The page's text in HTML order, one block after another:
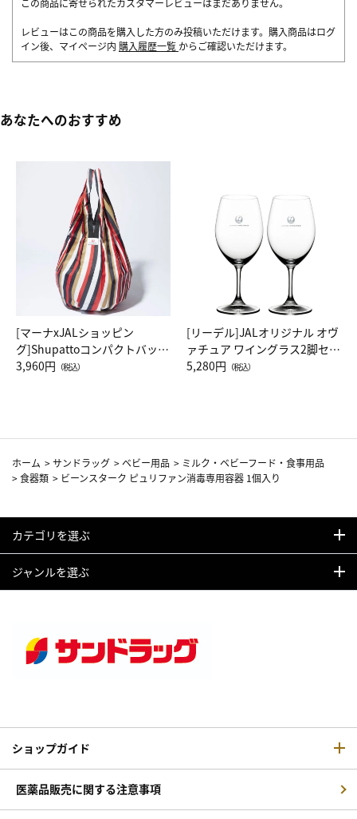
レビューはこの商品を購入した方のみ投稿いただけます。購入商品はログ
イン後、マイページ内 購入履歴一覧 からご確認いただけます。
あなたへのおすすめ
[マーナxJALショッピン
グ]Shupattoコンパクトバッグ
Drop JAL客室乗務員（LC）ス
3,960円 （税込）
[リーデル]JALオリジナル オヴ
ァチュア ワイングラス2脚セッ
ト（レッドワイン）
5,280円 （税込）
ホーム >サンドラッグ >ベビー用品 > ミルク・ベビーフード・食事用品
>食器類 > ビーンスターク ピュリファン消毒専用容器 1個入り
カテゴリを選ぶ
ジャンルを選ぶ
ショップガイド
医薬品販売に関する注意事項